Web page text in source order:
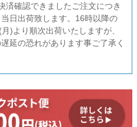
済確認できましたご注文につき
日出荷致します。16時以降の
)より順次出荷いたしますが、
延の恐れがあります事ご了承く